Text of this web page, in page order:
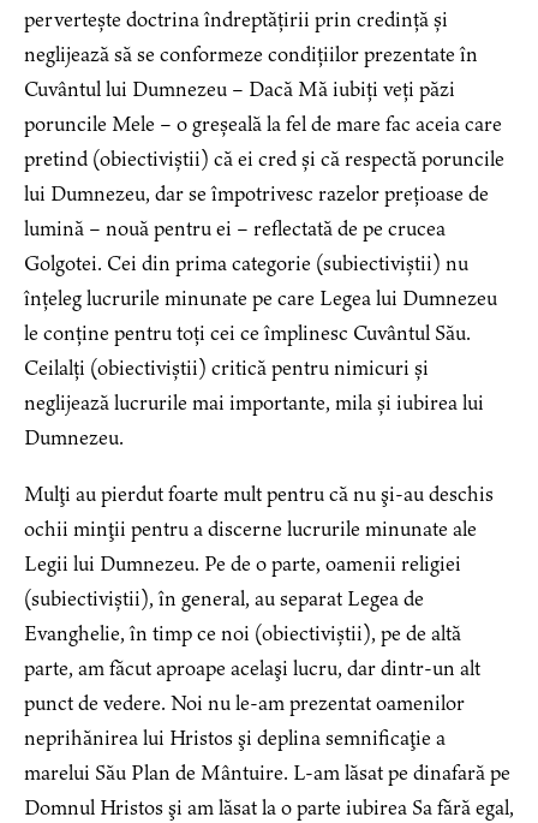
pervertește doctrina îndreptățirii prin credință și
neglijează să se conformeze condițiilor prezentate în
Cuvântul lui Dumnezeu – Dacă Mă iubiți veți păzi
poruncile Mele – o greșeală la fel de mare fac aceia care
pretind (obiectiviștii) că ei cred și că respectă poruncile
lui Dumnezeu, dar se împotrivesc razelor prețioase de
lumină – nouă pentru ei – reflectată de pe crucea
Golgotei. Cei din prima categorie (subiectiviștii) nu
înțeleg lucrurile minunate pe care Legea lui Dumnezeu
le conține pentru toți cei ce împlinesc Cuvântul Său.
Ceilalți (obiectiviștii) critică pentru nimicuri și
neglijează lucrurile mai importante, mila și iubirea lui
Dumnezeu.
Mulţi au pierdut foarte mult pentru că nu şi-au deschis
ochii minţii pentru a discerne lucrurile minunate ale
Legii lui Dumnezeu. Pe de o parte, oamenii religiei
(subiectiviștii), în general, au separat Legea de
Evanghelie, în timp ce noi (obiectiviștii), pe de altă
parte, am făcut aproape acelaşi lucru, dar dintr-un alt
punct de vedere. Noi nu le-am prezentat oamenilor
neprihănirea lui Hristos şi deplina semnificaţie a
marelui Său Plan de Mântuire. L-am lăsat pe dinafară pe
Domnul Hristos şi am lăsat la o parte iubirea Sa fără egal,